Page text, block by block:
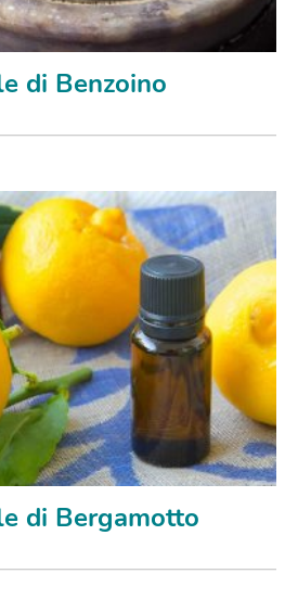
di Benzoino
di Bergamotto